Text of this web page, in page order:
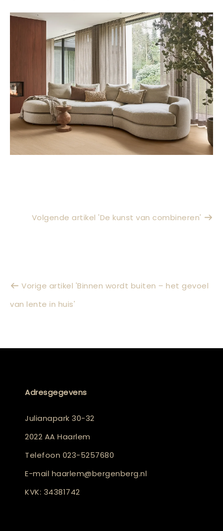
Volgende artikel 'De kunst van combineren'
Vorige artikel 'Binnen wordt buiten – het gevoel
van lente in huis'
Adresgegevens
Julianapark 30-32
2022 AA Haarlem
Telefoon 023-5257680
E-mail haarlem@bergenberg.nl
KVK: 34381742